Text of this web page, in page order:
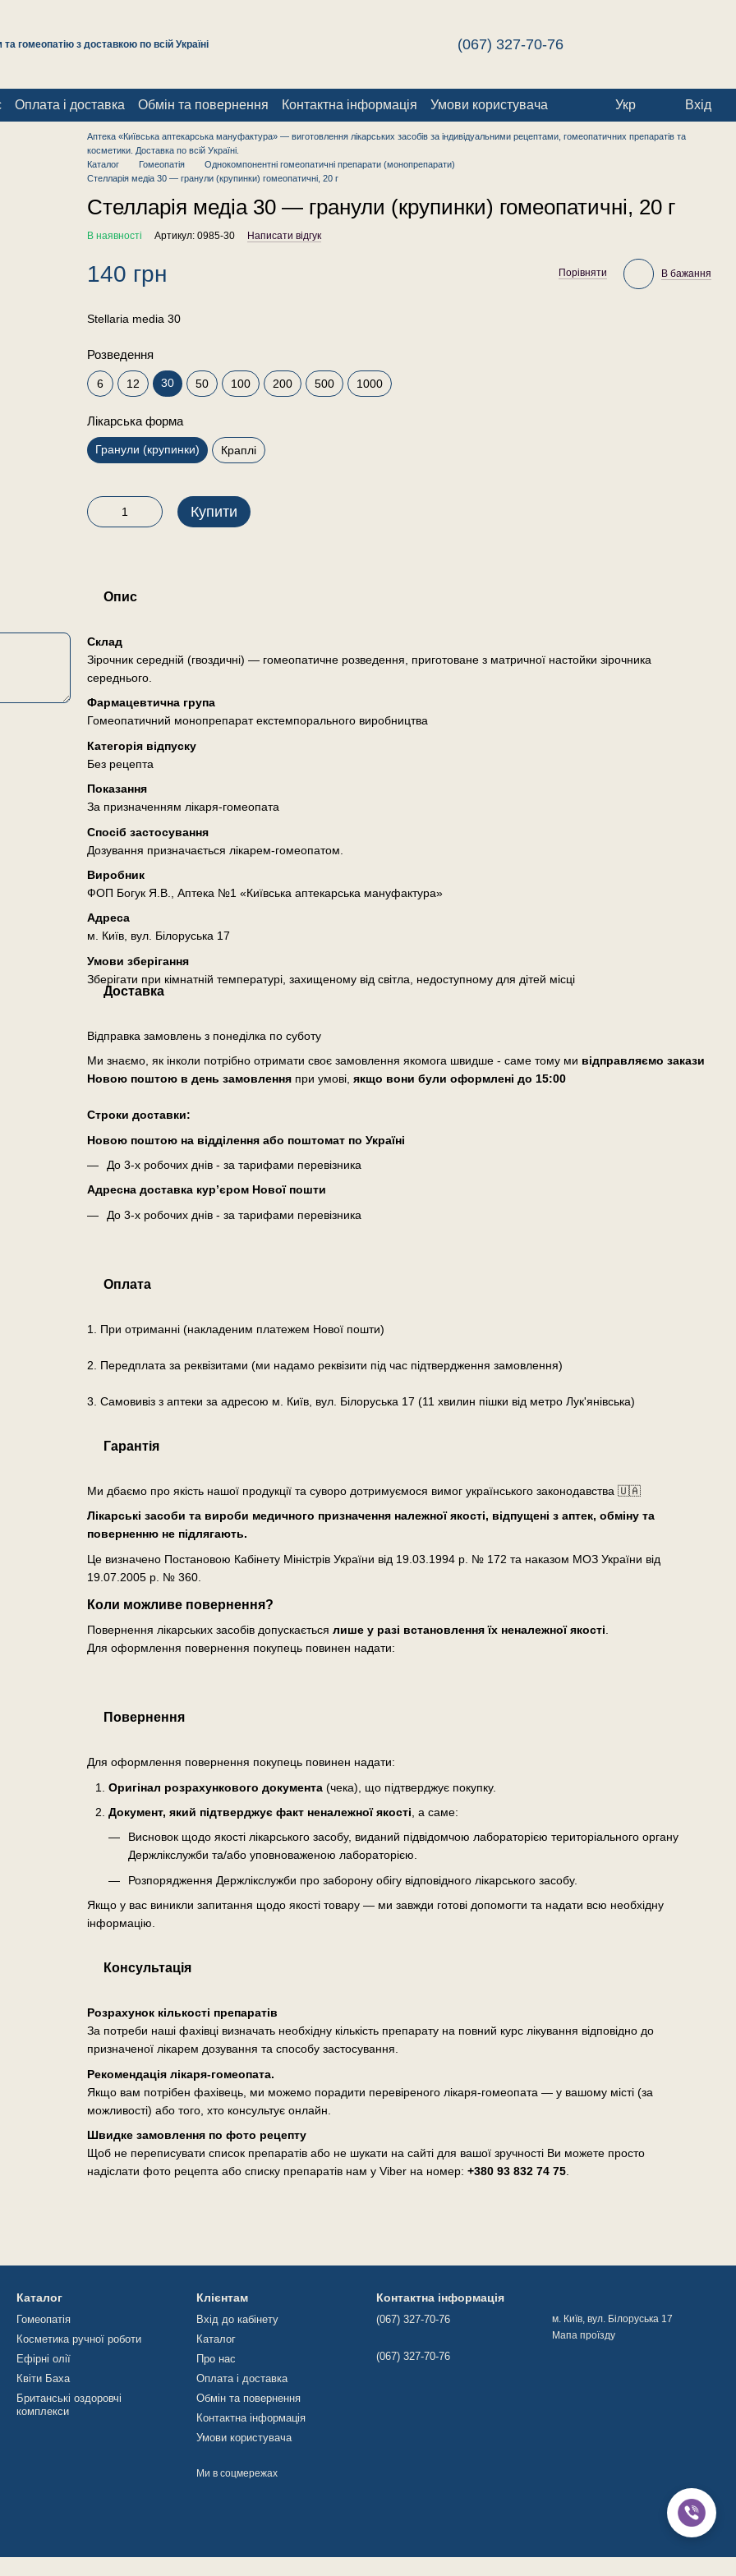
гомеопатію з доставкою по всій Україні (067) 327-70-76
Оплата і доставка Обмін та повернення Контактна інформація Умови користувача Укр Вхід
Аптека «Київська аптекарська мануфактура» — виготовлення лікарських засобів за індивідуальними рецептами, гомеопатичних препаратів та
косметики. Доставка по всій Україні.
Каталог
Гомеопатія
Однокомпонентні гомеопатичні препарати (монопрепарати)
Стелларія медіа 30 — гранули (крупинки) гомеопатичні, 20 г
Стелларія медіа 30 — гранули (крупинки) гомеопатичні, 20 г
В наявності Артикул: 0985-30 Написати відгук
140 грн Порівняти В бажання
Stellaria media 30
Розведення
6 12 30 50 100 200 500 1000
Лікарська форма
Гранули (крупинки) Краплі
Купити
Опис
Склад
Зірочник середній (гвоздичні) — гомеопатичне розведення, приготоване з матричної настойки зірочника
середнього.
Фармацевтична група
Гомеопатичний монопрепарат екстемпорального виробництва
Категорія відпуску
Без рецепта
Показання
За призначенням лікаря-гомеопата
Спосіб застосування
Дозування призначається лікарем-гомеопатом.
Виробник
ФОП Богук Я.В., Аптека №1 «Київська аптекарська мануфактура»
Адреса
м. Київ, вул. Білоруська 17
Умови зберігання
Зберігати при кімнатній температурі, захищеному від світла, недоступному для дітей місці
Доставка
Відправка замовлень з понеділка по суботу
Ми знаємо, як інколи потрібно отримати своє замовлення якомога швидше - саме тому ми відправляємо закази
Новою поштою в день замовленняпри умові, якщо вони були оформлені до 15:00
Cтроки доставки:
Новою поштою на відділення або поштомат по Україні
До 3-х робочих днів - за тарифами перевізника
Адресна доставка кур’єром Нової пошти
До 3-х робочих днів - за тарифами перевізника
Оплата
1. При отриманні (накладеним платежем Нової пошти)
2. Передплата за реквізитами (ми надамо реквізити під час підтвердження замовлення)
3. Самовивіз з аптеки за адресою м. Київ, вул. Білоруська 17 (11 хвилин пішки від метро Лук'янівська)
Гарантія
Ми дбаємо про якість нашої продукції та суворо дотримуємося вимог українського законодавства 🇺🇦
Лікарські засоби та вироби медичного призначення належної якості, відпущені з аптек, обміну та
поверненню не підлягають.
Це визначено Постановою Кабінету Міністрів України від 19.03.1994 р. № 172 та наказом МОЗ України від
19.07.2005 р. № 360.
Коли можливе повернення?
Повернення лікарських засобів допускається лише у разі встановлення їх неналежної якості
Для оформлення повернення покупець повинен надати:
Повернення
Для оформлення повернення покупець повинен надати:
Оригінал розрахункового документа(чека), що підтверджує покупку.
Документ, який підтверджує факт неналежної якості , а саме:
Висновок щодо якості лікарського засобу, виданий підвідомчою лабораторією територіального органу
Держлікслужби та/або уповноваженою лабораторією.
Розпорядження Держлікслужби про заборону обігу відповідного лікарського засобу.
Якщо у вас виникли запитання щодо якості товару — ми завжди готові допомогти та надати всю необхідну
інформацію.
Консультація
Розрахунок кількості препаратів
За потреби наші фахівці визначать необхідну кількість препарату на повний курс лікування відповідно до
призначеної лікарем дозування та способу застосування.
Рекомендація лікаря-гомеопата.
Якщо вам потрібен фахівець, ми можемо порадити перевіреного лікаря-гомеопата — у вашому місті (за
можливості) або того, хто консультує онлайн.
Швидке замовлення по фото рецепту
Щоб не переписувати список препаратів або не шукати на сайті для вашої зручності Ви можете просто
надіслати фото рецепта або списку препаратів нам у Viber на номер: +380 93 832 74 75.
Каталог
Гомеопатія
Косметика ручної роботи
Ефірні олії
Квіти Баха
Британські оздоровчі
комплекси
Клієнтам
Вхід до кабінету
Каталог
Про нас
Оплата і доставка
Обмін та повернення
Контактна інформація
Умови користувача
Ми в соцмережах
Контактна інформація
(067) 327-70-76
(067) 327-70-76
м. Київ, вул. Білоруська 17
Мапа проїзду